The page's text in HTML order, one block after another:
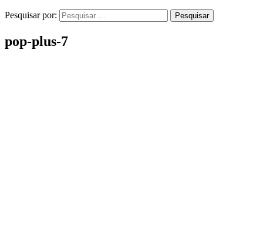
Pesquisar por:
pop-plus-7